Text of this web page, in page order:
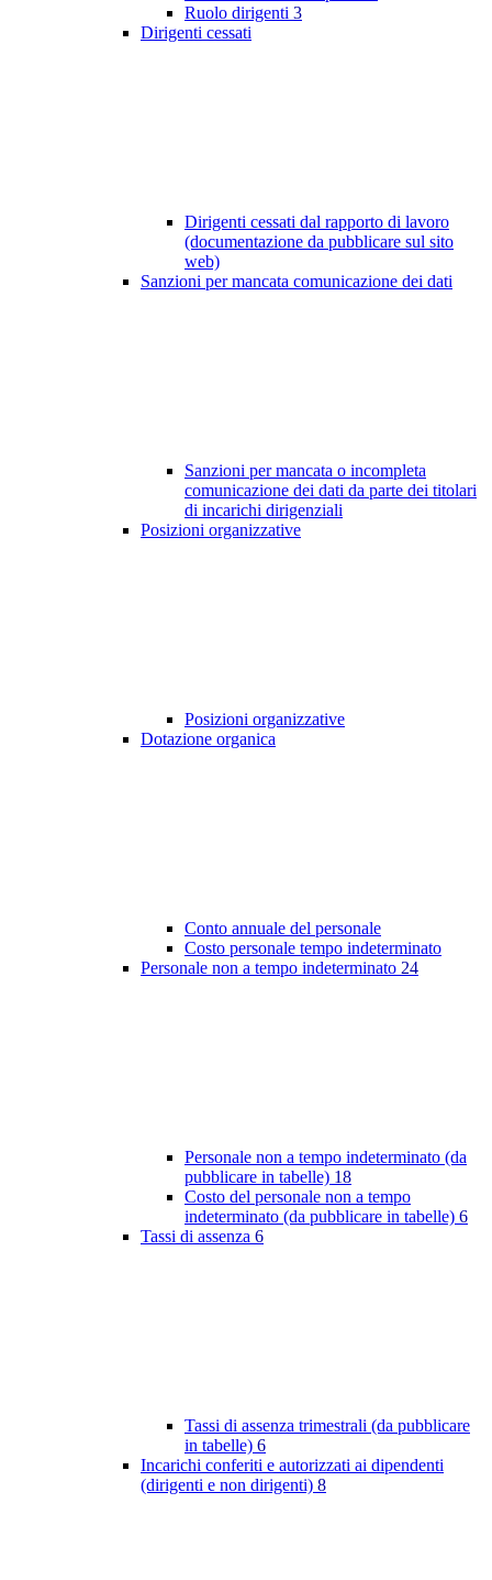
Ruolo dirigenti 3
Dirigenti cessati
Dirigenti cessati dal rapporto di lavoro
(documentazione da pubblicare sul sito
web)
Sanzioni per mancata comunicazione dei dati
Sanzioni per mancata o incompleta
comunicazione dei dati da parte dei titolari
di incarichi dirigenziali
Posizioni organizzative
Posizioni organizzative
Dotazione organica
Conto annuale del personale
Costo personale tempo indeterminato
Personale non a tempo indeterminato 24
Personale non a tempo indeterminato (da
pubblicare in tabelle) 18
Costo del personale non a tempo
indeterminato (da pubblicare in tabelle) 6
Tassi di assenza 6
Tassi di assenza trimestrali (da pubblicare
in tabelle) 6
Incarichi conferiti e autorizzati ai dipendenti
(dirigenti e non dirigenti) 8